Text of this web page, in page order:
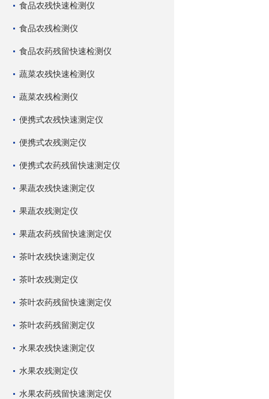
食品农残快速检测仪
食品农残检测仪
食品农药残留快速检测仪
蔬菜农残快速检测仪
蔬菜农残检测仪
便携式农残快速测定仪
便携式农残测定仪
便携式农药残留快速测定仪
果蔬农残快速测定仪
果蔬农残测定仪
果蔬农药残留快速测定仪
茶叶农残快速测定仪
茶叶农残测定仪
茶叶农药残留快速测定仪
茶叶农药残留测定仪
水果农残快速测定仪
水果农残测定仪
水果农药残留快速测定仪